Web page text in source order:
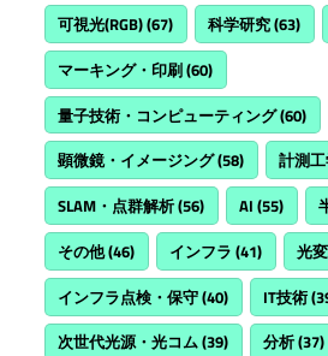
可視光(RGB)(67) 科学研究(63)
マーキング・印刷(60)
量子技術・コンピューティング(60)
顕微鏡・イメージング(58) 計測
SLAM・点群解析(56) AI (55)
その他(46) インフラ (41) 光
インフラ点検・保守(40) IT技術
次世代光源・光コム(39) 分析(37)